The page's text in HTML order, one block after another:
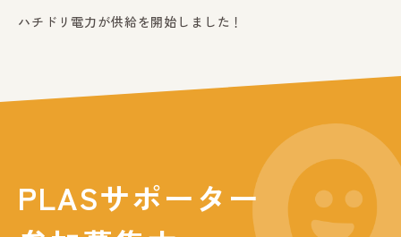
ハチドリ電力が供給を開始しました！
PLASサポーター